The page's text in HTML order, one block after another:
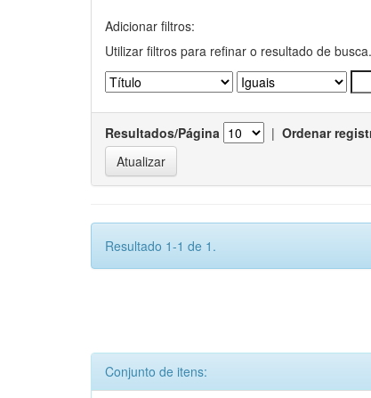
Adicionar filtros:
Utilizar filtros para refinar o resultado de busca.
Resultados/Página | Ordenar
Resultado 1-1 de 1.
Conjunto de itens: